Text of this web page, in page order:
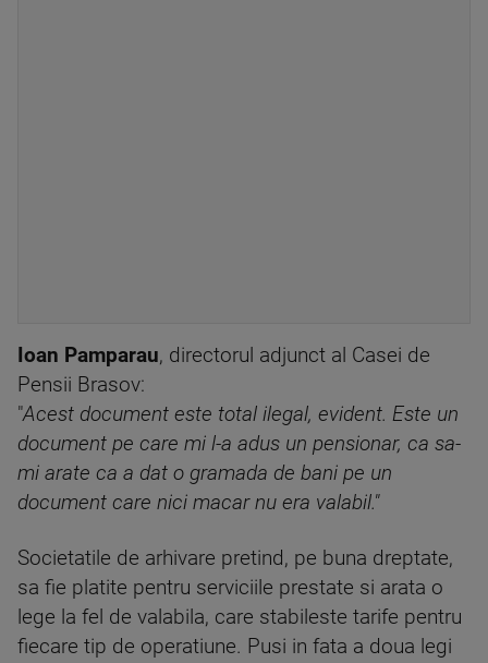
Ioan Pamparau, directorul adjunct al Casei de
Pensii Brasov:
"Acest document este total ilegal, evident. Este un
document pe care mi l-a adus un pensionar, ca sa-
mi arate ca a dat o gramada de bani pe un
document care nici macar nu era valabil."
Societatile de arhivare pretind, pe buna dreptate,
sa fie platite pentru serviciile prestate si arata o
lege la fel de valabila, care stabileste tarife pentru
fiecare tip de operatiune. Pusi in fata a doua legi